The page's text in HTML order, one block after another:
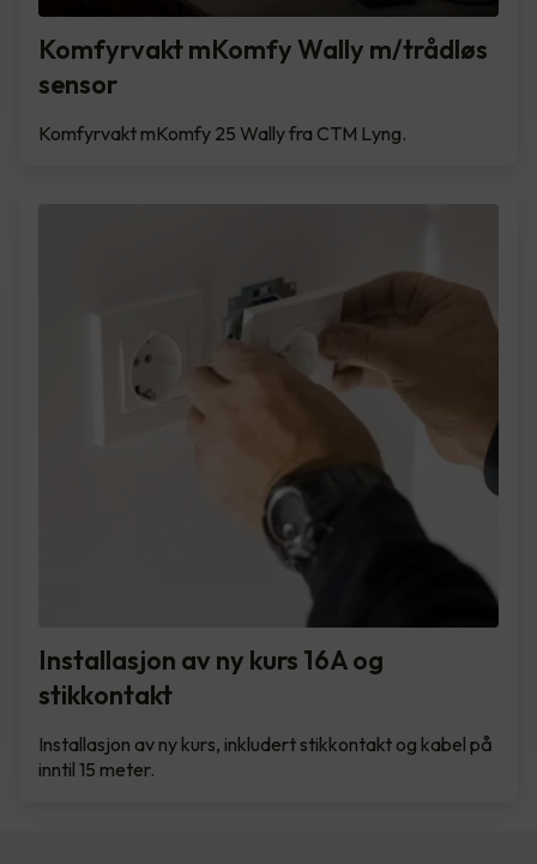
Komfyrvakt mKomfy Wally m/trådløs
sensor
Komfyrvakt mKomfy 25 Wally fra CTM Lyng.
Installasjon av ny kurs 16A og
stikkontakt
Installasjon av ny kurs, inkludert stikkontakt og kabel på
inntil 15 meter.